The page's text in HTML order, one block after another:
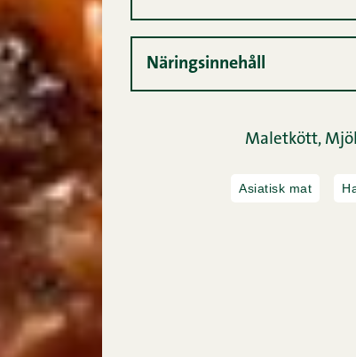
Näringsinnehåll
Maletkött,
Asiatisk mat